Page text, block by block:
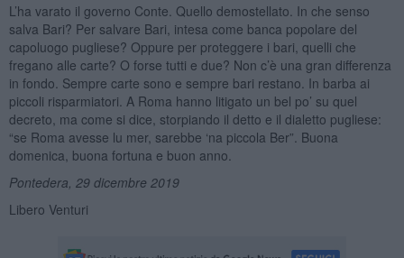
L’ha varato il governo Conte. Quello demostellato. In che senso
salva Bari? Per salvare Bari, intesa come banca popolare del
capoluogo pugliese? Oppure per proteggere i bari, quelli che
fregano alle carte? O forse tutti e due? Non c’è una gran differenza
in fondo. Sempre carte sono e sempre bari restano. In barba ai
piccoli risparmiatori. A Roma hanno litigato un bel po’ su quel
decreto, ma come si dice, storpiando il detto e il dialetto pugliese:
“se Roma avesse lu mer, sarebbe ‘na piccola Ber”. Buona
domenica, buona fortuna e buon anno.
Pontedera, 29 dicembre 2019
Libero Venturi